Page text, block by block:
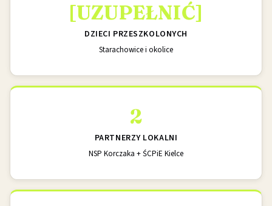
[UZUPEŁNIĆ]
DZIECI PRZESZKOLONYCH
Starachowice i okolice
2
PARTNERZY LOKALNI
NSP Korczaka + ŚCPiE Kielce